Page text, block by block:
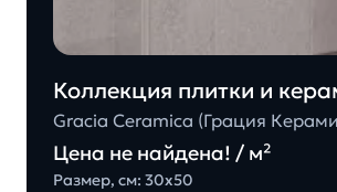
Коллекция плитки и
Gracia Ceramica (Грация
Цена не найдена! / м²
Размер, см: 30х50